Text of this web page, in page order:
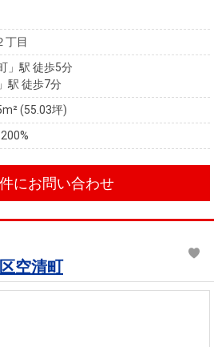
丁目
」駅 徒歩5分
駅 徒歩7分
(55.03坪)
にお問い合わせ
空清町